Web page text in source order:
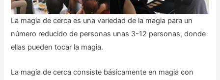
La magia de cerca es una variedad de la magia para un
número reducido de personas unas 3-12 personas, donde
ellas pueden tocar la magia.
La magia de cerca consiste básicamente en magia con